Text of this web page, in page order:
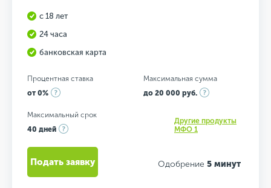
с 18 лет
24 часа
банковская карта
Процентная ставка
от 0%
Максимальная сумма
до 20 000 руб.
Максимальный срок
40 дней
Другие продукты
МФО 1
Одобрение 5 минут
Подать заявку